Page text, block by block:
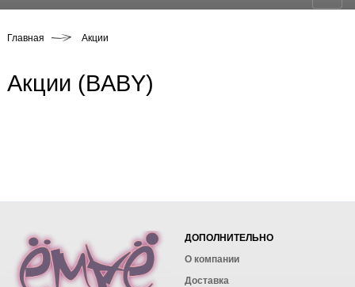
Главная Акции
Акции (BABY)
ДОПОЛНИТЕЛЬНО
О компании
Доставка